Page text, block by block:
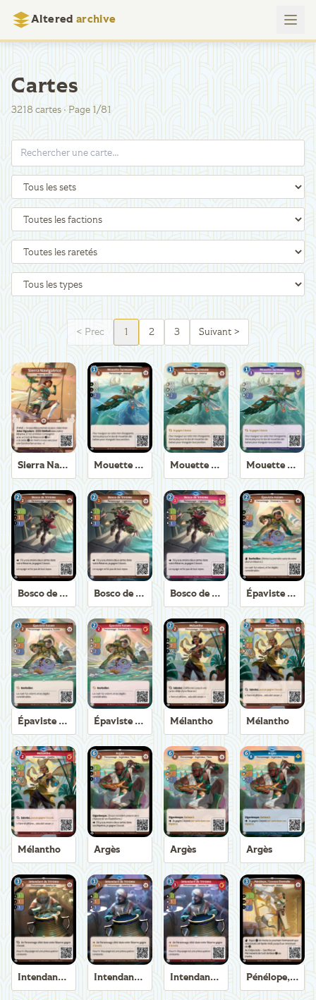
Altered archive
Cartes
3218 cartes·Page 1/81
< Prec 1 2 3 Suivant >
Sierra Navigatrice Mouette Suiveuse Mouette Suiveuse Mouette Suiveuse
Bosco de Trirème Bosco de Trirème Bosco de Trirème Épaviste Axiom
Épaviste Axiom Épaviste Axiom Mélantho Mélantho
Mélantho Argès Argès Argès
Intendant de Trirème Intendant de Trirème Intendant de Trirème Pénélope, Tisseuse Éternelle